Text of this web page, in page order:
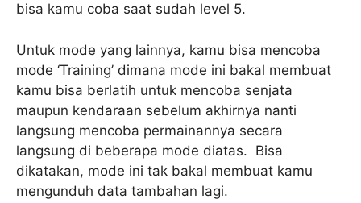
bisa kamu coba saat sudah level 5.
Untuk mode yang lainnya, kamu bisa mencoba
mode ‘Training’ dimana mode ini bakal membuat
kamu bisa berlatih untuk mencoba senjata
maupun kendaraan sebelum akhirnya nanti
langsung mencoba permainannya secara
langsung di beberapa mode diatas. Bisa
dikatakan, mode ini tak bakal membuat kamu
mengunduh data tambahan lagi.